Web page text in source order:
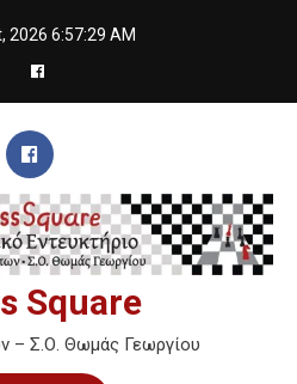
2026 6:57:30 AM
Square
– Σ.Ο. Θωμάς Γεωργίου